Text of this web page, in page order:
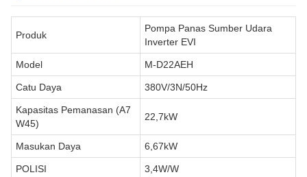
Produk
Pompa Panas Sumber Udara
Inverter EVI
Model M-D22AEH
Catu Daya 380V/3N/50Hz
Kapasitas Pemanasan (A7
W45)
22,7kW
Masukan Daya 6,67kW
POLISI 3,4W/W